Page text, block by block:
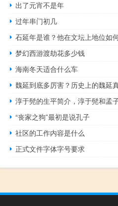
出了元宵不是年
过年串门初几
石延年是谁？他在文坛上地位如
梦幻西游渡劫花多少钱
海南冬天适合什么车
魏延到底多厉害？历史上的魏延
淳于髡的生平简介，淳于髡和孟
“丧家之狗”最初是说孔子
社区的工作内容是什么
正式文件字体字号要求